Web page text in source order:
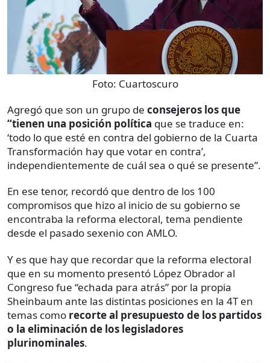
Foto: Cuartoscuro
Agregó que son un grupo de consejeros los que
“tienen una posición política que se traduce en:
‘todo lo que esté en contra del gobierno de la Cuarta
Transformación hay que votar en contra’,
independientemente de cuál sea o qué se presente”.
En ese tenor, recordó que dentro de los 100
compromisos que hizo al inicio de su gobierno se
encontraba la reforma electoral, tema pendiente
desde el pasado sexenio con AMLO.
Y es que hay que recordar que la reforma electoral
que en su momento presentó López Obrador al
Congreso fue “echada para atrás” por la propia
Sheinbaum ante las distintas posiciones en la 4T en
temas como recorte al presupuesto de los partidos
o la eliminación de los legisladores
plurinominales.